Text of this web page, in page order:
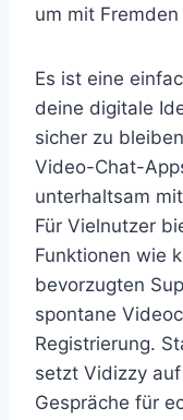
um mit
Es ist eine
deine digitale
sicher zu
Video-Chat-
unterhaltsam
Für Vielnutzer
Funktionen wie
bevorzugten
spontane
Registrierung.
setzt Vidizzy
Gespräche für